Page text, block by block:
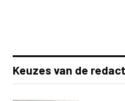
Keuzes van de